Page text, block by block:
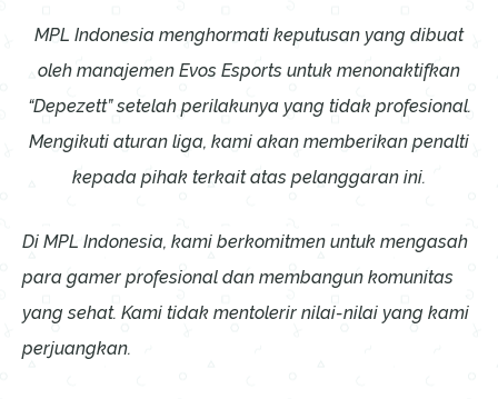
MPL Indonesia menghormati keputusan yang dibuat
oleh manajemen Evos Esports untuk menonaktifkan
“Depezett” setelah perilakunya yang tidak profesional.
Mengikuti aturan liga, kami akan memberikan penalti
kepada pihak terkait atas pelanggaran ini.
Di MPL Indonesia, kami berkomitmen untuk mengasah
para gamer profesional dan membangun komunitas
yang sehat. Kami tidak mentolerir nilai-nilai yang kami
perjuangkan.